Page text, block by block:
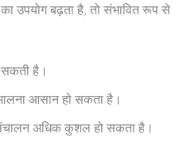
उपयोग बढ़ता है, तो संभावित रूप से
सकती है।
आसान हो सकता है।
अधिक कुशल हो सकता है।